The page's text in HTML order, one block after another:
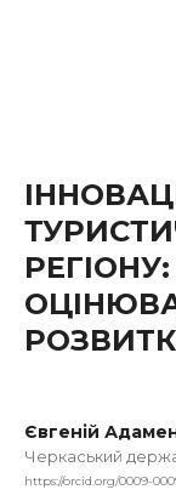
Євгеній
Черкаський
https://orcid.org/0009-